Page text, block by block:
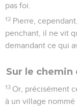
pas foi.
12 Pierre,
penchant, il ne vit
demandant ce qui
Sur le chemin
13 Or, précisément
à un village